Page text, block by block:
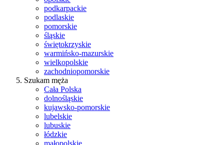
podkarpackie
podlaskie
pomorskie
śląskie
świętokrzyskie
warmińsko-mazurskie
wielkopolskie
zachodniopomorskie
Szukam męża
Cała Polska
dolnośląskie
kujawsko-pomorskie
lubelskie
lubuskie
łódzkie
małopolskie